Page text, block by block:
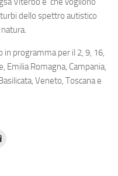
dello spettro autistico
programma per il 2, 9, 16,
Emilia Romagna, Campania,
Veneto, Toscana e